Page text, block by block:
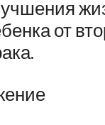
от